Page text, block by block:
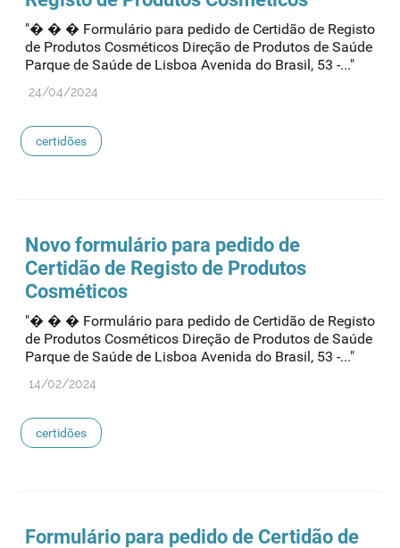
"� � � Formulário para pedido de Certidão de Registo
de Produtos Cosméticos Direção de Produtos de Saúde
Parque de Saúde de Lisboa Avenida do Brasil, 53 -..."
24/04/2024
certidões
Novo formulário para pedido de
Certidão de Registo de Produtos
Cosméticos
"� � � Formulário para pedido de Certidão de Registo
de Produtos Cosméticos Direção de Produtos de Saúde
Parque de Saúde de Lisboa Avenida do Brasil, 53 -..."
14/02/2024
certidões
Formulário para pedido de Certidão de